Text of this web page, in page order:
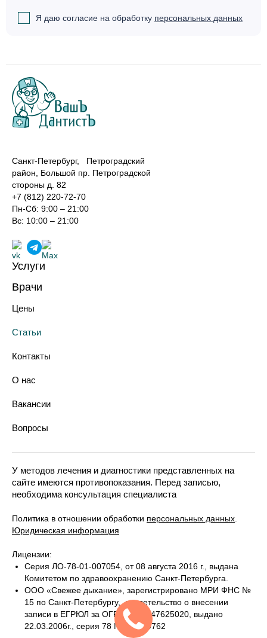
Я даю согласие на обработку персональных данных
Санкт-Петербург, Петроградский
район, Большой пр. Петроградской
стороны д. 82
+7 (812) 220-72-70
Пн-Сб: 9:00 – 21:00
Вс: 10:00 – 21:00
Услуги
Лечение зубов
Реставрация зубов
Профилактика зубов
Протезирование зубов
Ортодонтия
Парадонтология лечения
Костультация у стоматолога
Врачи
Хирурги-имплантологи
Ортопеды
Терапевты
Ортодонты
Анестезиологи-реаниматологи
Цены
Статьи
Контакты
О нас
Вакансии
Вопросы
У методов лечения и диагностики представленных на
сайте имеются противопоказания. Перед записью,
необходима консультация специалиста
Политика в отношении обработки персональных данных.
Юридическая информация
Лицензии:
Серия ЛО-78-01-007054, от 08 августа 2016 г., выдана
Комитетом по здравоохранению Санкт-Петербурга.
ООО «Свежее дыхание», зарегистрировано МРИ ФНС №
15 по Санкт-Петербургу, свидетельство о внесении
записи в ЕГРЮЛ за ОГРН 1067847625020, выдано
22.03.2006г., серия 78 №005929762